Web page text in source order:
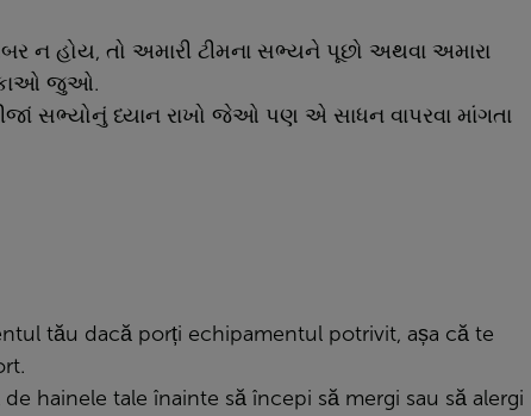
ન હોય, તો અમારી ટીમના સભ્યને પૂછો અથવા અમારા
જુઓ.
સભ્યોનું ધ્યાન રાખો જેઓ પણ એ સાધન વાપરવા માંગતા
tău dacă porți echipamentul potrivit, așa că te
hainele tale înainte să începi să mergi sau să alergi